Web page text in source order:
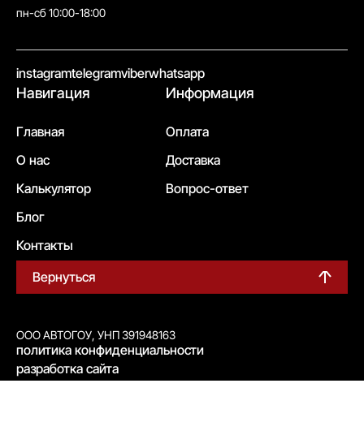
пн-сб 10:00-18:00
instagramtelegramviberwhatsapp
Навигация
Главная
О нас
Калькулятор
Блог
Контакты
Информация
Оплата
Доставка
Вопрос-ответ
Вернуться
ООО АВТОГОУ, УНП 391948163
политика конфиденциальности
разработка сайта